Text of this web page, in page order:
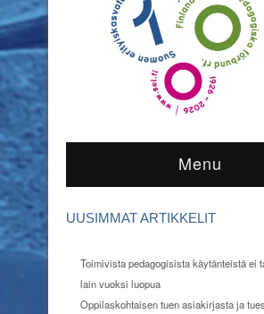
Menu
UUSIMMAT ARTIKKELIT
Toimivista pedagogisista käytänteistä ei
lain vuoksi luopua
Oppilaskohtaisen tuen asiakirjasta ja